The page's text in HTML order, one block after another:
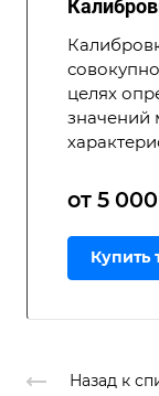
целях
значений
от 5
Купить
Назад к